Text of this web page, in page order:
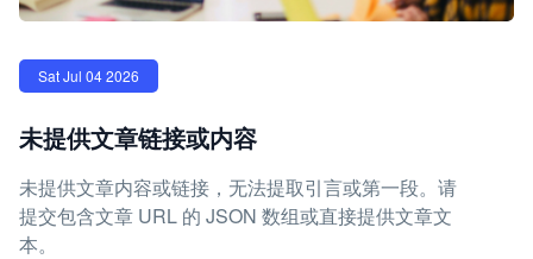
Sat Jul 04 2026
未提供文章链接或内容
未提供文章内容或链接，无法提取引言或第一段。请
提交包含文章 URL 的 JSON 数组或直接提供文章文
本。